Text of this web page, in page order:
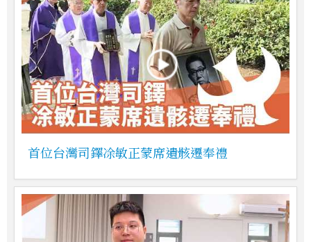
首位台灣司鐸凃敏正蒙席遺骸遷奉禮